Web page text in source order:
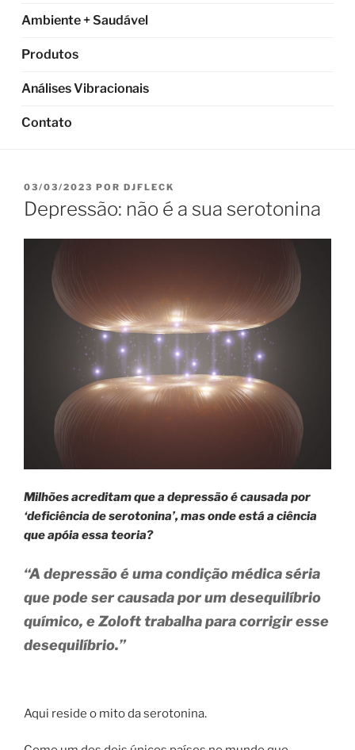
Ambiente + Saudável
Produtos
Análises Vibracionais
Contato
PUBLICADO
EM
03/03/2023 POR DJFLECK
Depressão: não é a sua serotonina
Milhões acreditam que a depressão é causada por
‘deficiência de serotonina’, mas onde está a ciência
que apóia essa teoria?
“A depressão é uma condição médica séria
que pode ser causada por um desequilíbrio
químico, e Zoloft trabalha para corrigir esse
desequilíbrio.”
Aqui reside o mito da serotonina.